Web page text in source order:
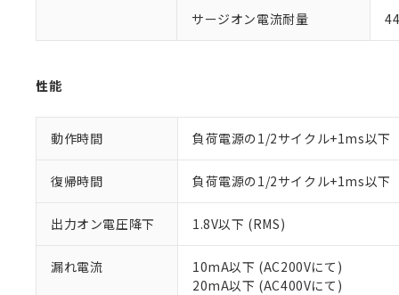
サージオン電流耐量
性能
動作時間 負荷電源の1/2サイクル+1ms以下
復帰時間 負荷電源の1/2サイクル+1ms以下
出力オン電圧降下 1.8V以下 (RMS)
漏れ電流
10mA以下 (AC200Vにて)
20mA以下 (AC400Vにて)
在庫状況お
のであり、
在庫状況お
す。
ている必要が
お客様が当
さい。
※当社の共同
いる法人を指
ル（DBP） 1000ppm以
但し、RoHS指令で産業
フタル酸エステル類の
部品在庫の切り替
※3 非含有証明
下記の非含有証明
EU RoHS指令（10
*中国RoHS10物質の基
Pb(鉛) :1000ppm、 Hg(
Cr(Ⅵ)(六価クロム) :
※2 環境保護使
「10」：通常の
味します。
当社は規制
ます。
また当社は
たしません。
号
－
在庫な
機器販
空
受注生